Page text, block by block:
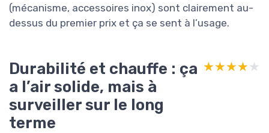
(mécanisme, accessoires inox) sont clairement au-
dessus du premier prix et ça se sent à l’usage.
Durabilité et chauffe : ça
a l’air solide, mais à
surveiller sur le long
terme
★★★★★
★★★★★